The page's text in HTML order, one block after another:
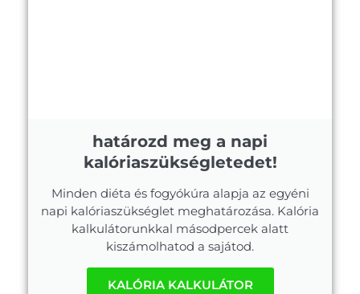
határozd meg a napi
kalóriaszükségletedet!
Minden diéta és fogyókúra alapja az egyéni
napi kalóriaszükséglet meghatározása. Kalória
kalkulátorunkkal másodpercek alatt
kiszámolhatod a sajátod.
KALÓRIA KALKULÁTOR